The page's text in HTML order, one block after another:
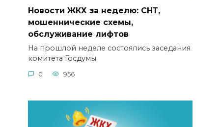
Новости ЖКХ за неделю: СНТ,
мошеннические схемы,
обслуживание лифтов
На прошлой неделе состоялись заседания
комитета Госдумы
0 956